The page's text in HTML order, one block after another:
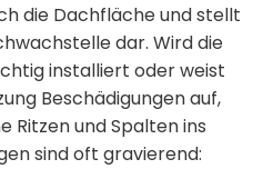
die Dachfläche und stellt
dar. Wird die
installiert oder weist
Beschädigungen auf,
Ritzen und Spalten ins
sind oft gravierend: